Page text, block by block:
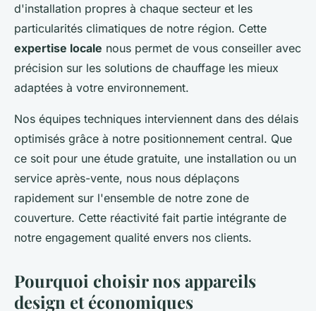
d'installation propres à chaque secteur et les
particularités climatiques de notre région. Cette
expertise locale nous permet de vous conseiller avec
précision sur les solutions de chauffage les mieux
adaptées à votre environnement.
Nos équipes techniques interviennent dans des délais
optimisés grâce à notre positionnement central. Que
ce soit pour une étude gratuite, une installation ou un
service après-vente, nous nous déplaçons
rapidement sur l'ensemble de notre zone de
couverture. Cette réactivité fait partie intégrante de
notre engagement qualité envers nos clients.
Pourquoi choisir nos appareils
design et économiques